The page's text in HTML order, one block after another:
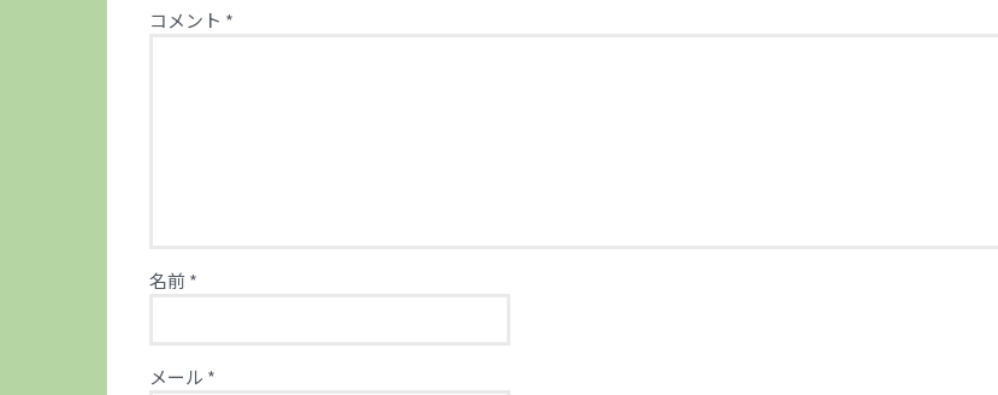
コメント *
名前*
メール *